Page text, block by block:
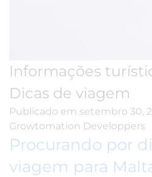
Informações
Dicas de viagem
Publicado em setembro 30,
Growtomation Developpers
Procurando por
viagem para